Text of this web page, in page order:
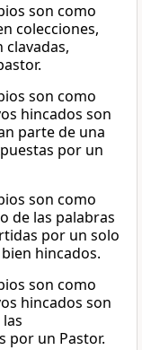
son como
colecciones,
clavadas,
son como
hincados son
parte de una
por un
son como
de las palabras
por un solo
hincados.
son como
hincados son
por un Pastor.